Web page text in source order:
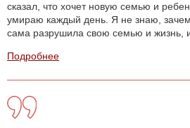
сказал, что хочет новую семью и
умираю каждый день. Я не знаю,
сама разрушила свою семью и жизнь,
Подробнее